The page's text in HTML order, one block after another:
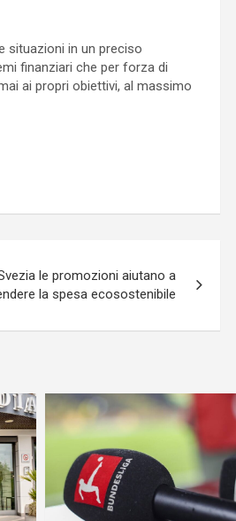
situazioni in un preciso
finanziari che per forza di
ai propri obiettivi, al massimo
le promozioni aiutano a
la spesa ecosostenibile